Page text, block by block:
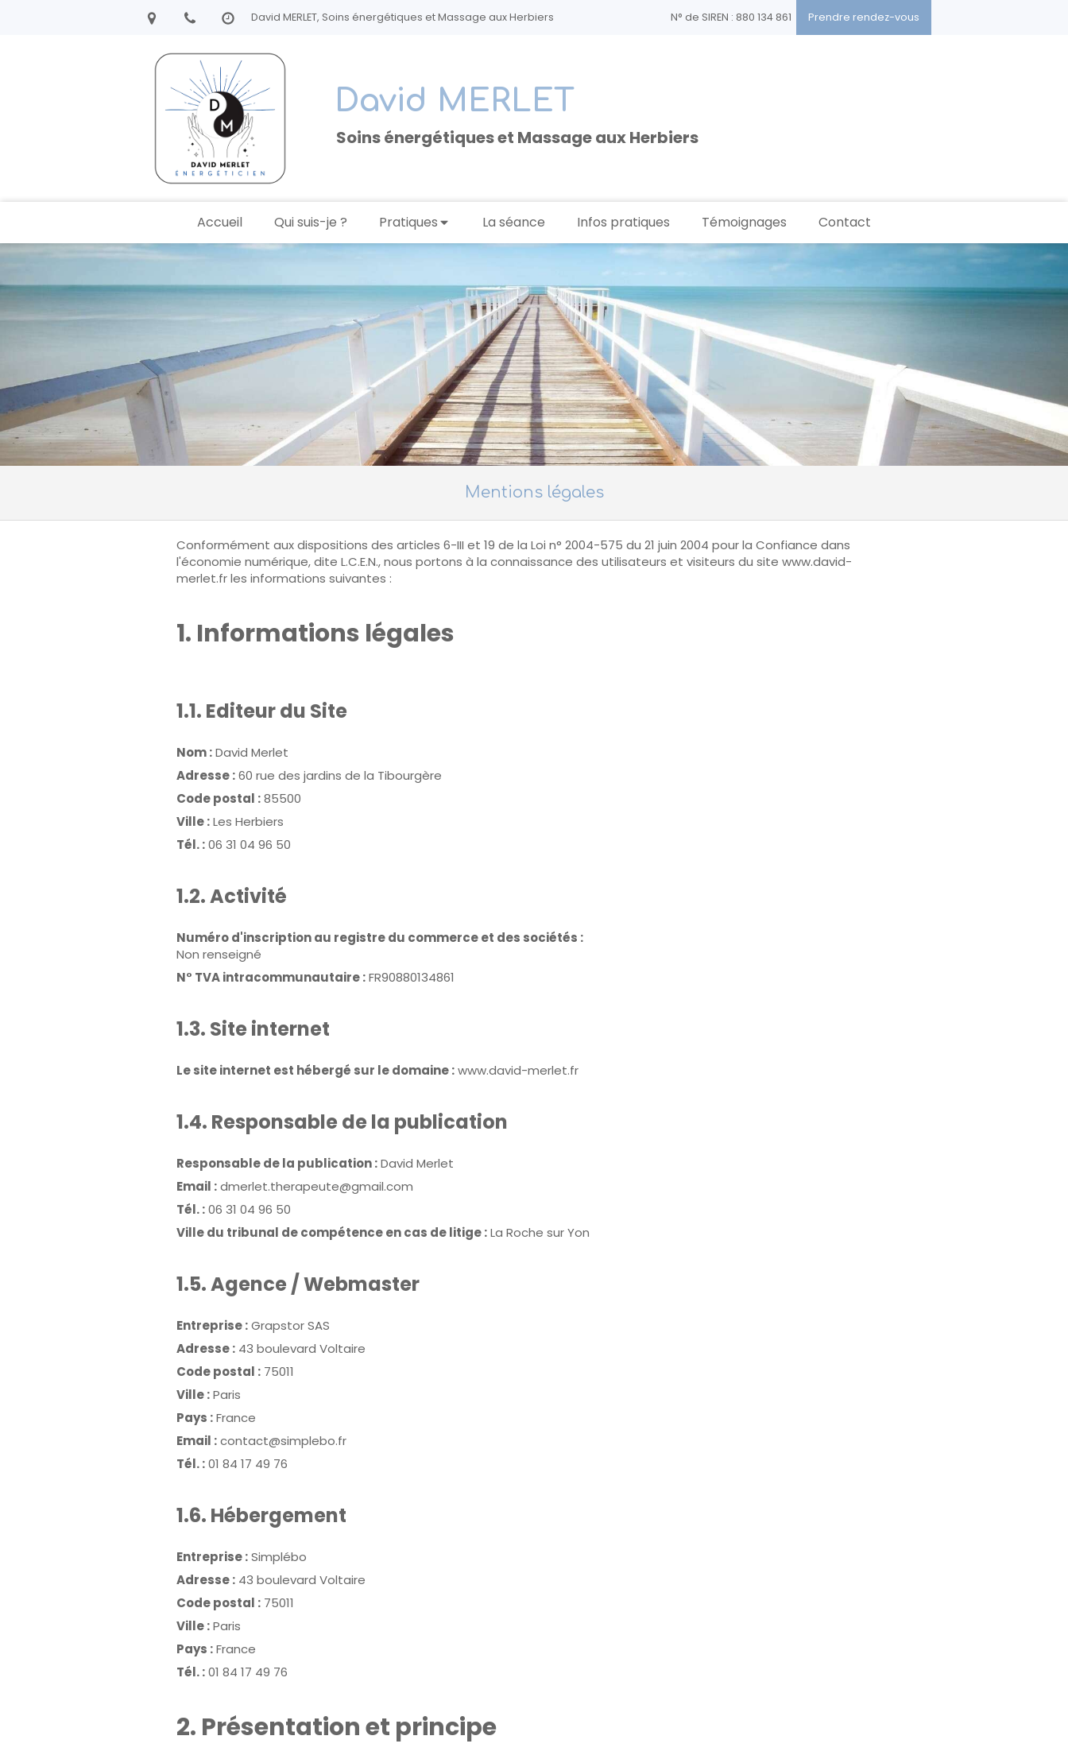
David MERLET, Soins énergétiques et Massage aux Herbiers Prendre rendez-vous
N° de SIREN : 880 134 861
David MERLET
Soins énergétiques et Massage aux Herbiers
Accueil Qui suis-je ? Pratiques La séance Infos pratiques Témoignages Contact
Mentions légales
Conformément aux dispositions des articles 6-III et 19 de la Loi n° 2004-575 du 21 juin 2004 pour la Confiance dans
l'économie numérique, dite L.C.E.N., nous portons à la connaissance des utilisateurs et visiteurs du site www.david-
merlet.fr les informations suivantes :
1. Informations légales
1.1. Editeur du Site
Nom :David Merlet
Adresse :60 rue des jardins de la Tibourgère
Code postal :85500
Ville :Les Herbiers
Tél. :06 31 04 96 50
1.2. Activité
Numéro d'inscription au registre du commerce et des sociétés :
Non renseigné
N° TVA intracommunautaire :FR90880134861
1.3. Site internet
Le site internet est hébergé sur le domaine :www.david-merlet.fr
1.4. Responsable de la publication
Responsable de la publication :David Merlet
Email :dmerlet.therapeute@gmail.com
Tél. :06 31 04 96 50
Ville du tribunal de compétence en cas de litige :La Roche sur Yon
1.5. Agence / Webmaster
Entreprise :Grapstor SAS
Adresse : 43 boulevard Voltaire
Code postal : 75011
Ville :Paris
Pays :France
Email :contact@simplebo.fr
Tél. :01 84 17 49 76
1.6. Hébergement
Entreprise :Simplébo
Adresse : 43 boulevard Voltaire
Code postal : 75011
Ville :Paris
Pays :France
Tél. :01 84 17 49 76
2. Présentation et principe